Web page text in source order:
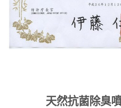
天然抗菌除臭